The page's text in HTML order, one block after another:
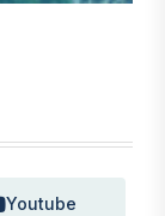
Youtube